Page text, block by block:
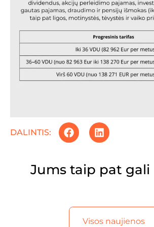
DALINTIS:
Jums taip pat
Visos naujienos